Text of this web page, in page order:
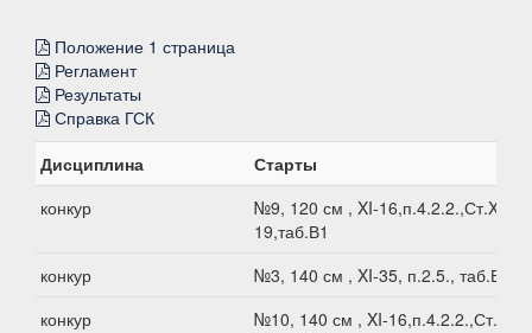
Положение 1 страница
Регламент
Результаты
Справка ГСК
Дисциплина
Старты
конкур
№9, 120 см , XI-16,п.4.2.2.,Ст.XI-
19,таб.В1
конкур
№3, 140 см , XI-35, п.2.5., таб.В1
конкур
№10, 140 см , XI-16,п.4.2.2.,Ст.XI-